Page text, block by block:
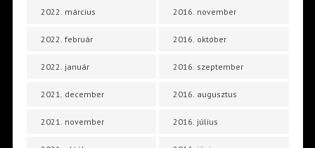
2022. március
2022. február
2022. január
2021. december
2021. november
2016. november
2016. október
2016. szeptember
2016. augusztus
2016. július